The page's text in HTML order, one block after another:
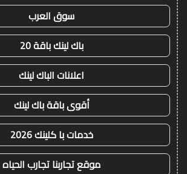
سوق العرب
باك لينك باقة 20
اعلانات الباك لينك
أقوى باقة باك لينك
خدمات با كلينك 2026
موقع تجاربنا تجارب الحياه